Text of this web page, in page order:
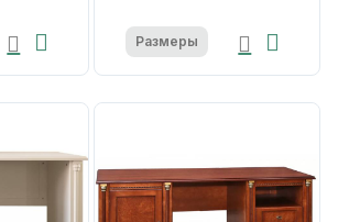
Размеры